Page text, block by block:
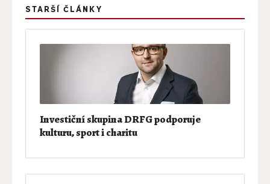
STARŠÍ ČLÁNKY
Investiční skupina DRFG podporuje
kulturu, sport i charitu